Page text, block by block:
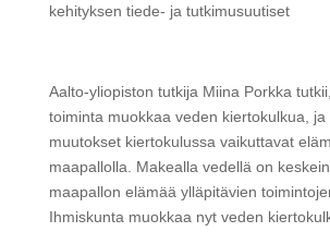
kehityksen tiede- ja tutkimusuutiset
Aalto-yliopiston tutkija Miina Porkka
toiminta muokkaa veden kiertokulkua, ja
muutokset kiertokulussa vaikuttavat
maapallolla. Makealla vedellä on
maapallon elämää ylläpitävien
Ihmiskunta muokkaa nyt veden